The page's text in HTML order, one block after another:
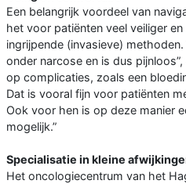
Een belangrijk voordeel van
het voor patiënten veel veiliger
ingrijpende (invasieve)
onder narcose en is dus
op complicaties, zoals een
Dat is vooral fijn voor patiënten
Ook voor hen is op deze manier
mogelijk.”
Specialisatie in kleine
Het oncologiecentrum van het